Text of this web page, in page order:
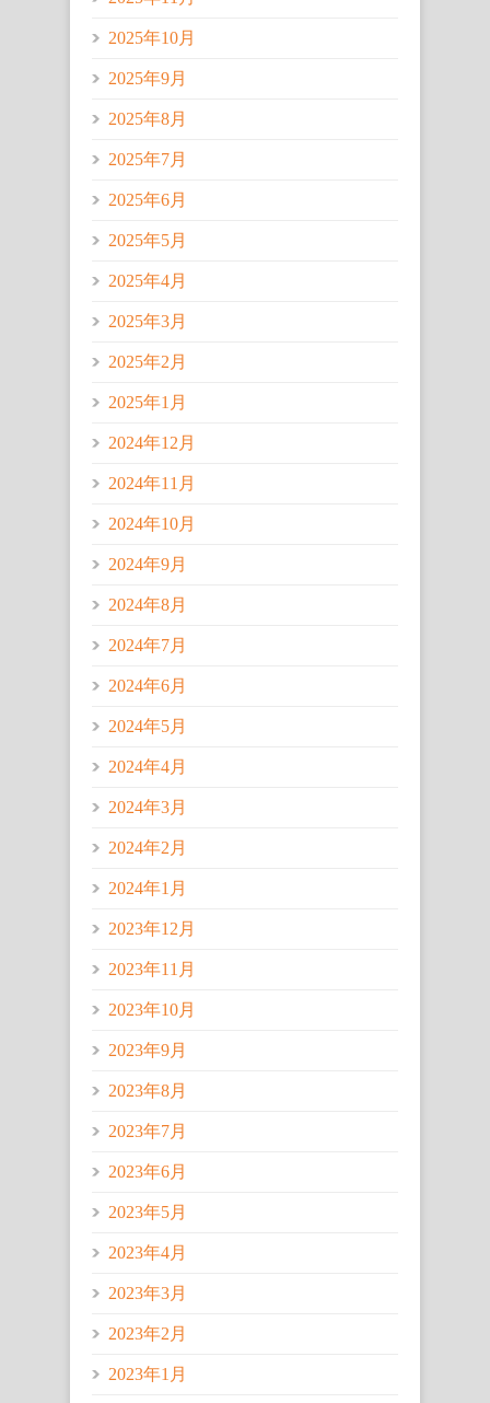
2025年10月
2025年9月
2025年8月
2025年7月
2025年6月
2025年5月
2025年4月
2025年3月
2025年2月
2025年1月
2024年12月
2024年11月
2024年10月
2024年9月
2024年8月
2024年7月
2024年6月
2024年5月
2024年4月
2024年3月
2024年2月
2024年1月
2023年12月
2023年11月
2023年10月
2023年9月
2023年8月
2023年7月
2023年6月
2023年5月
2023年4月
2023年3月
2023年2月
2023年1月